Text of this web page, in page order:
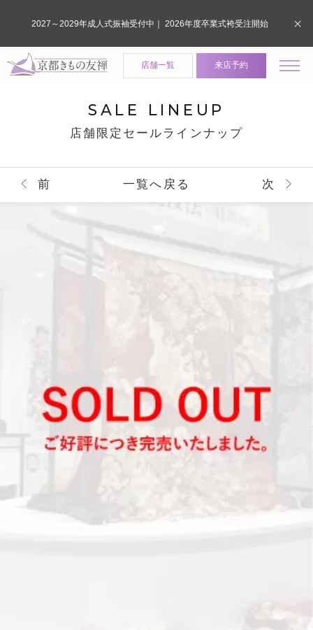
店舗一覧 来店予約
SALE LINEUP
店舗限定セールラインナップ
前 一覧へ戻る 次
2027～2029年成人式振袖受付中｜ 2026年度卒業式袴受注開始